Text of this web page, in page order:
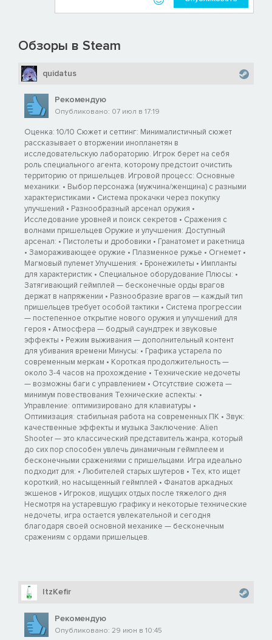
Обзоры в Steam
quidatus
Рекомендую
Опубликовано: 07 июл в 17:19
Оценка: 10/10 Сюжет и сеттинг: Минималистичный сюжет
рассказывает о вторжении инопланетян в
исследовательскую лабораторию. Игрок берет на себя
роль специального агента, которому предстоит очистить
территорию от пришельцев. Игровой процесс: Основные
механики: • Выбор персонажа (мужчина/женщина) с разными
характеристиками • Система прокачки через покупку
улучшений • Разнообразный арсенал оружия •
Исследование уровней и поиск секретов • Сражения с
волнами пришельцев Оружие и улучшения: Доступный
арсенал: • Пистолеты и дробовики • Гранатомет и ракетница
• Замораживающее оружие • Плазменное ружье • Огнемет •
Магмовый пулемет Улучшения: • Бронежилеты • Импланты
для характеристик • Специальное оборудование Плюсы: •
Затягивающий геймплей — бесконечные орды врагов
держат в напряжении • Разнообразие врагов — каждый тип
пришельцев требует особой тактики • Система прогрессии
— постепенное открытие нового оружия и улучшений для
героя • Атмосфера — бодрый саундтрек и звуковые
эффекты • Режим выживания — дополнительный контент
для убивания времени Минусы: • Графика устарела по
современным меркам • Короткая продолжительность —
около 3-4 часов на прохождение • Технические недочеты
— возможны баги с управлением • Отсутствие сюжета —
минимум повествования Технические аспекты: •
Управление: оптимизировано для клавиатуры •
Оптимизация: стабильная работа на современных ПК • Звук:
качественные эффекты и музыка Заключение: Alien
Shooter — это классический представитель жанра, который
до сих пор способен увлечь динамичным геймплеем и
бесконечными сражениями с пришельцами. Игра идеально
подходит для: • Любителей старых шутеров • Тех, кто ищет
короткий, но насыщенный геймплей • Фанатов аркадных
экшенов • Игроков, ищущих отдых после тяжелого дня
Несмотря на устаревшую графику и некоторые технические
недочеты, игра остается увлекательной и сегодня
благодаря своей основной механике — бесконечным
сражениям с ордами пришельцев.
ItzKefir
Рекомендую
Опубликовано: 29 июн в 10:45